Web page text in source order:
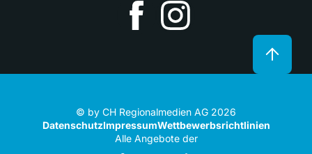
© by CH Regionalmedien AG 2026
DatenschutzImpressumWettbewerbsrichtlinien
Alle Angebote der